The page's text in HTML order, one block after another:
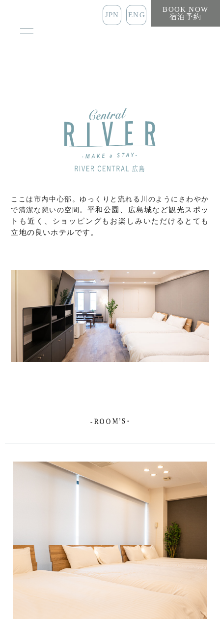
JPN ENG
BOOK NOW
宿泊予約
ここは市内中心部。ゆっくりと流れる川のようにさわやか
で清潔な憩いの空間。 平和公園、広島城など観光スポッ
トも近く、ショッピングもお楽しみいただける とても
立地の良いホテルです。